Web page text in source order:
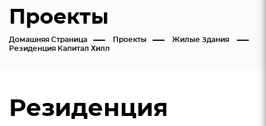
Проекты
Домашняя Страница Проекты
Жилые Здания
Резиденция Капитал Хилл
Резиденция